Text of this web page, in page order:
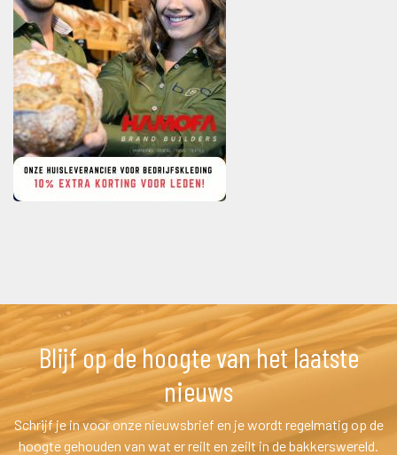
Blijf op de hoogte van het laatste
nieuw
Schrijf je in voor onze nieuwsbrief en je wordt regelmatig op de
hoogte gehouden van wat er reilt en zeilt in de bakkerswereld.